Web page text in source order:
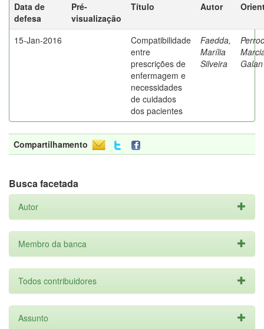
Data de
defesa
Pré-
visualização
Título Autor
15-Jan-2016
Compatibilidade
entre
prescrições de
enfermagem e
necessidades
de cuidados
dos pacientes
Faedda,
Marília
Silveira
Galan
Compartilhamento
Busca facetada
Autor
Membro da banca
Todos contribuidores
Assunto